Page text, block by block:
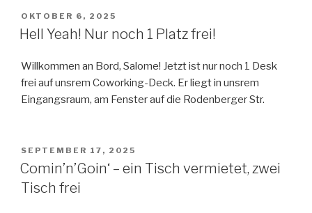
VERÖFFENTLICHT
AM
OKTOBER 6, 2025
Hell Yeah! Nur noch 1 Platz frei!
Willkommen an Bord, Salome! Jetzt ist nur noch 1 Desk
frei auf unsrem Coworking-Deck. Er liegt in unsrem
Eingangsraum, am Fenster auf die Rodenberger Str.
VERÖFFENTLICHT
AM
SEPTEMBER 17, 2025
Comin’n’Goin‘ – ein Tisch vermietet, zwei
Tisch frei